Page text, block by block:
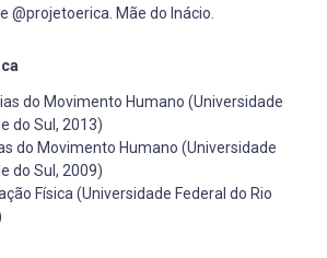
@projetoerica. Mãe do Inácio.
do Movimento Humano (Universidade
do Sul, 2013)
do Movimento Humano (Universidade
do Sul, 2009)
Física (Universidade Federal do Rio